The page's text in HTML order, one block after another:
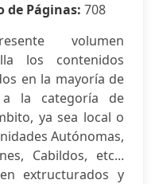
de Páginas: 708
volumen
los contenidos
en la mayoría de
la categoría de
ya sea local o
Autónomas,
Cabildos, etc...
extructurados y